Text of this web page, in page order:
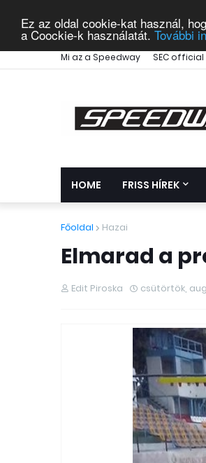
Ez az oldal cookie-kat használ,
a Coockie-k használatát. További
Mi az a Speedway SEC official
HOME FRISS HÍREK
Főoldal Hazai
Elmarad a
Edit Piroska csütörtök,